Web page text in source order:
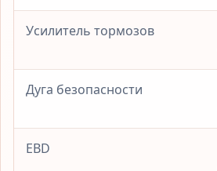
Усилитель тормозов
Дуга безопасности
EBD